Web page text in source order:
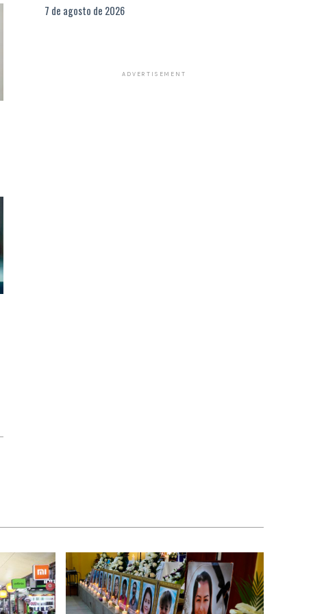
7 de agosto de 2026
ADVERTISEMENT